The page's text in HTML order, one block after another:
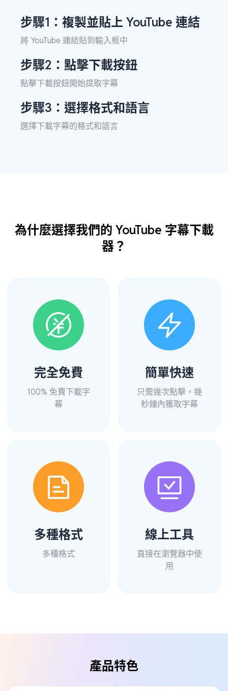
步驟1：複製並貼上 YouTube 連結
將 YouTube 連結貼到輸入框中
步驟2：點擊下載按鈕
點擊下載按鈕開始提取字幕
步驟3：選擇格式和語言
選擇下載字幕的格式和語言
為什麼選擇我們的 YouTube 字幕下載
器？
完全免費
100% 免費下載字
幕
簡單快速
只需幾次點擊，幾
秒鐘內獲取字幕
多種格式
多種格式
線上工具
直接在瀏覽器中使
用
產品特色